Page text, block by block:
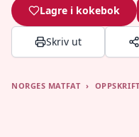
Lagre i kokebok
Skriv ut
NORGES MATFAT ›